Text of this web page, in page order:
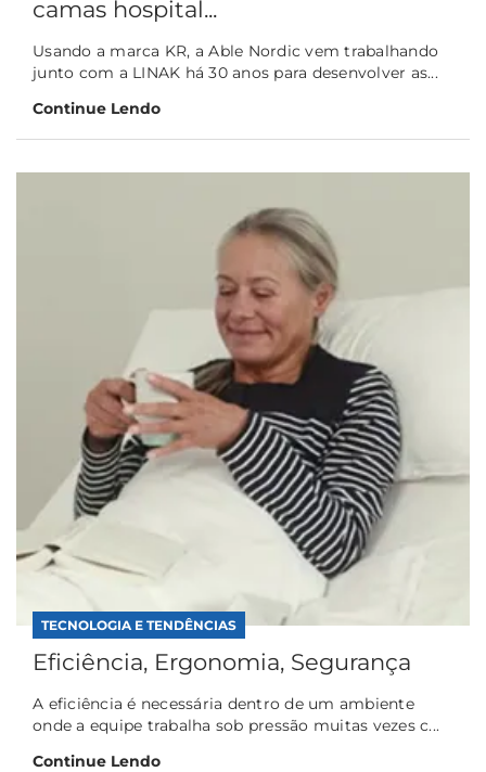
camas hospital...
Usando a marca KR, a Able Nordic vem trabalhando
junto com a LINAK há 30 anos para desenvolver as...
Continue Lendo
TECNOLOGIA E TENDÊNCIAS
Eficiência, Ergonomia, Segurança
A eficiência é necessária dentro de um ambiente
onde a equipe trabalha sob pressão muitas vezes c...
Continue Lendo